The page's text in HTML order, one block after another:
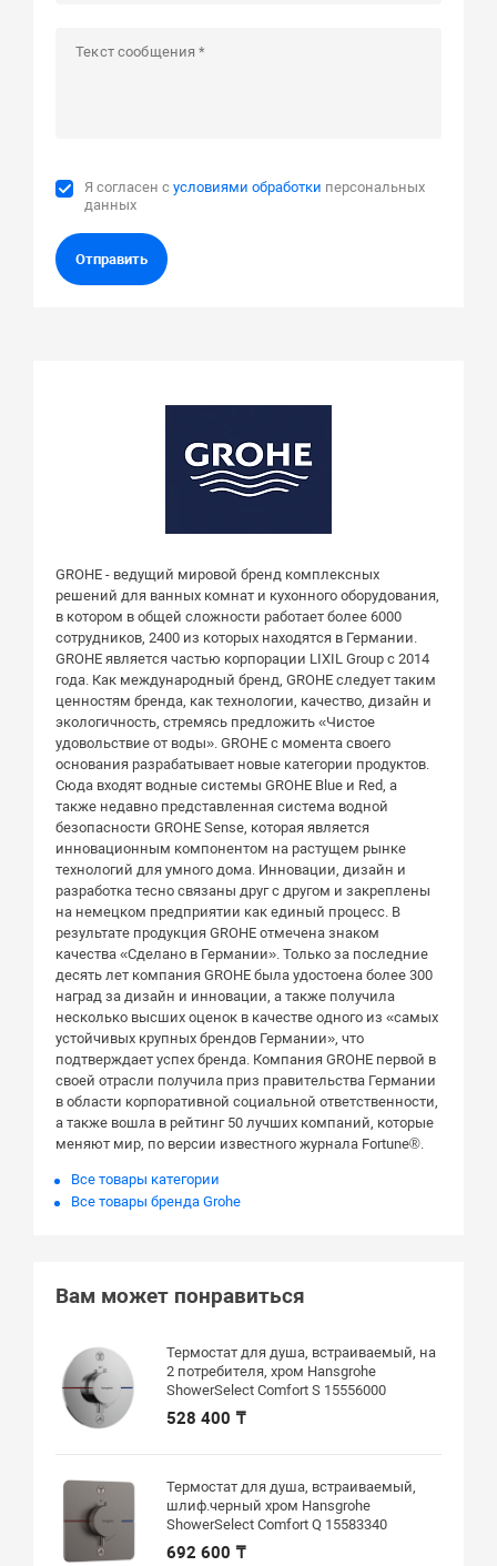
Я согласен сусловиями обработки персональных
данных
Отправить
GROHE - ведущий мировой бренд комплексных
решений для ванных комнат и кухонного оборудования,
в котором в общей сложности работает более 6000
сотрудников, 2400 из которых находятся в Германии.
GROHE является частью корпорации LIXIL Group с 2014
года. Как международный бренд, GROHE следует таким
ценностям бренда, как технологии, качество, дизайн и
экологичность, стремясь предложить «Чистое
удовольствие от воды». GROHE с момента своего
основания разрабатывает новые категории продуктов.
Сюда входят водные системы GROHE Blue и Red, а
также недавно представленная система водной
безопасности GROHE Sense, которая является
инновационным компонентом на растущем рынке
технологий для умного дома. Инновации, дизайн и
разработка тесно связаны друг с другом и закреплены
на немецком предприятии как единый процесс. В
результате продукция GROHE отмечена знаком
качества «Сделано в Германии». Только за последние
десять лет компания GROHE была удостоена более 300
наград за дизайн и инновации, а также получила
несколько высших оценок в качестве одного из «самых
устойчивых крупных брендов Германии», что
подтверждает успех бренда. Компания GROHE первой в
своей отрасли получила приз правительства Германии
в области корпоративной социальной ответственности,
а также вошла в рейтинг 50 лучших компаний, которые
меняют мир, по версии известного журнала Fortune®.
Все товары категории
Все товары бренда Grohe
Вам может понравиться
Термостат для душа, встраиваемый, на
2 потребителя, хром Hansgrohe
ShowerSelect Comfort S 15556000
528 400 ₸
Термостат для душа, встраиваемый,
шлиф.черный хром Hansgrohe
ShowerSelect Comfort Q 15583340
692 600 ₸